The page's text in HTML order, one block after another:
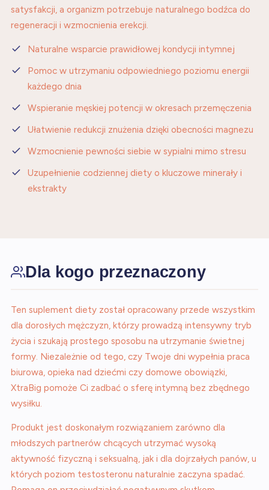
satysfakcji, a organizm potrzebuje naturalnego bodźca do
regeneracji i wzmocnienia erekcji.
Naturalne wsparcie prawidłowej kondycji intymnej
Pomoc w utrzymaniu odpowiedniego poziomu energii
każdego dnia
Wspieranie męskiej potencji w okresach przemęczenia
Ułatwienie redukcji znużenia dzięki obecności magnezu
Wzmocnienie pewności siebie w sypialni mimo stresu
Uzupełnienie codziennej diety o kluczowe minerały i
ekstrakty
Dla kogo przeznaczony
Ten suplement diety został opracowany przede wszystkim
dla dorosłych mężczyzn, którzy prowadzą intensywny tryb
życia i szukają prostego sposobu na utrzymanie świetnej
formy. Niezależnie od tego, czy Twoje dni wypełnia praca
biurowa, opieka nad dziećmi czy domowe obowiązki,
XtraBig pomoże Ci zadbać o sferę intymną bez zbędnego
wysiłku.
Produkt jest doskonałym rozwiązaniem zarówno dla
młodszych partnerów chcących utrzymać wysoką
aktywność fizyczną i seksualną, jak i dla dojrzałych panów, u
których poziom testosteronu naturalnie zaczyna spadać.